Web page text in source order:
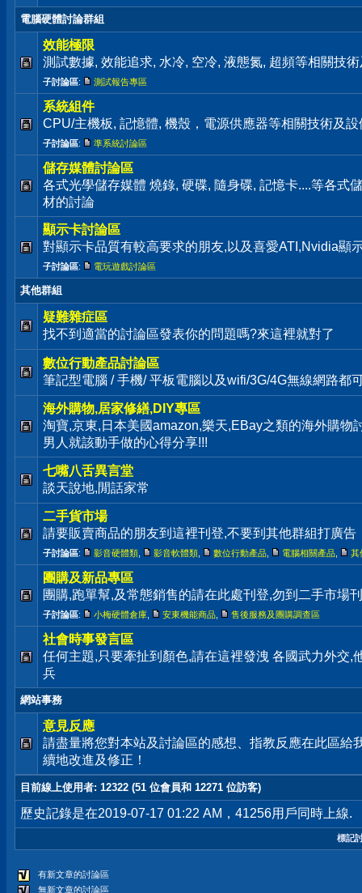
電腦硬體討論群組
效能極限
測試數據, 效能追求, 水冷, 空冷, 液態氮, 超頻等相關技
子討論區: 測試報告專區
系統組件
CPU/主機板, 記憶體, 機殼，電源供應器等相關技術及
子討論區: 準系統討論區
儲存媒體討論區
各式光學儲存媒體 燒錄, 硬碟, 隨身碟, 記憶卡....等各式
材的討論
顯示卡討論區
對顯示卡品質有較高要求的朋友,以及喜愛ATI,Nvidia顯
子討論區: 電玩遊戲討論區
其他群組
疑難雜症區
找不到適當的討論區發表你的問題嗎?來這裡就對了
數位行動產品討論區
筆記型電腦 / 手機/ 平板電腦以及wifi/3G/4G無線網路都
海外購物,居家修繕,DIY專區
淘寶,京東,日本美國amazon,樂天,EBay之類的海外購物
男人就該動手做的心得分享!!!
七嘴八舌異言堂
談天說地,閒話家常
二手貨市場
請要販賣商品的朋友到這裡刊登,不要到其他群組打廣告
子討論區: 影音硬體類 影音軟體類 數位行動產品 電腦相關產品 其
團購及新品專區
團購,跑單幫,及常態銷售的請在此處刊登,勿到二手市場
子討論區: 小梅硬體倉庫 安東機能商品 售後服務及團購調查區
社會時事發言區
任何主題,只要牽扯到顏色,請在這裡發洩 各國武力外交,
兵
網站事務
意見反應
請盡量將您對本站及討論區的感想、指教反應在此區給
續地改進及修正！
目前線上使用者: 12322 (51 位會員和 12271 位訪客)
歷史記錄是在2019-07-17 01:22 AM，41256用戶同時上線.
標記
有新文章的討論區
無新文章的討論區